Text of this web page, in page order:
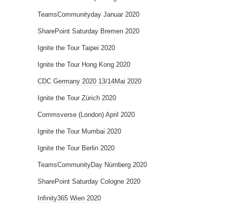
TeamsCommunityday Januar 2020
SharePoint Saturday Bremen 2020
Ignite the Tour Taipei 2020
Ignite the Tour Hong Kong 2020
CDC Germany 2020 13/14Mai 2020
Ignite the Tour Zürich 2020
Commsverse (London) April 2020
Ignite the Tour Mumbai 2020
Ignite the Tour Berlin 2020
TeamsCommunityDay Nürnberg 2020
SharePoint Saturday Cologne 2020
Infinity365 Wien 2020